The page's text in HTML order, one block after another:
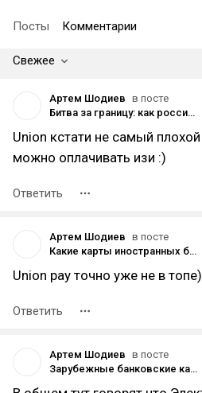
Посты Комментарии
Свежее
Артем Шодиев в посте
Битва за границу: как россиянам платить за рубежом в 2025 году
Union кстати не самый
можно оплачивать изи :)
Ответить
Артем Шодиев в посте
Какие карты иностранных банков стоит открывать россиянам, а какие - не лучшая идея
Union pay точно уже не в
Ответить
Артем Шодиев в посте
Зарубежные банковские карты vs электронные кошельки: выбираем лучший вариант.